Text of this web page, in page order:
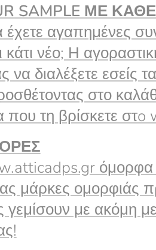
SAMPLE ΜΕ
έχετε αγαπημένες
κάτι νέο; Η
να διαλέξετε εσείς
στο
που τη βρίσκετε
όμορφα
μάρκες ομορφιάς
με ακόμη